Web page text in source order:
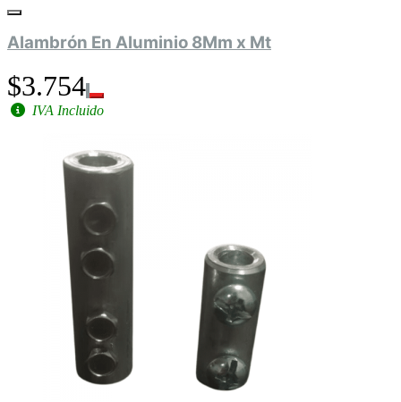
Alambrón En Aluminio 8Mm x Mt
$3.754
IVA Incluido